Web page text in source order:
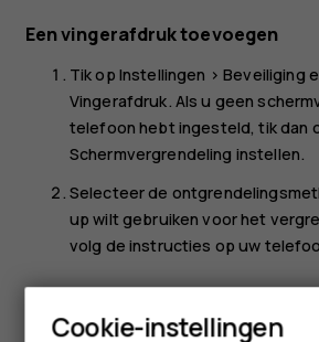
Smartphones
Een vingerafdruk toevoegen
Tik op Instellingen >Beveiliging
Vingerafdruk. Als u geen
telefoon hebt ingesteld, tik dan
Schermvergrendeling instellen.
Selecteer de
up wilt gebruiken voor het
volg de instructies op uw
Cookie-instellingen